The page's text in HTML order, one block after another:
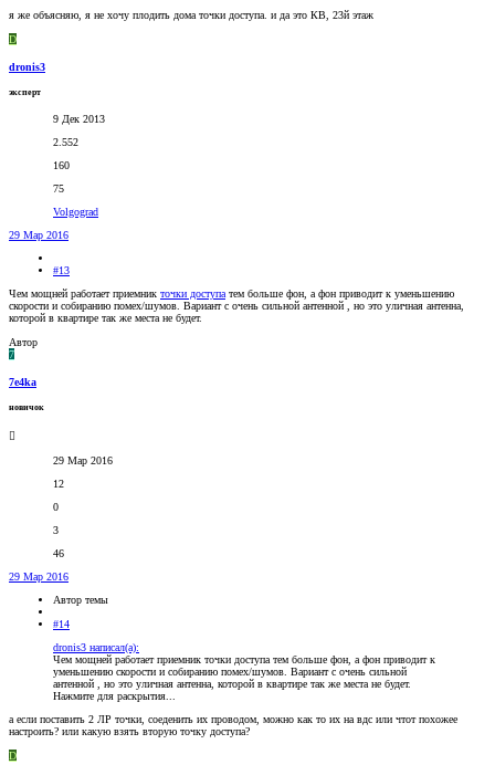
я же объясняю, я не хочу плодить дома точки доступа. и да это КВ, 23й этаж
D
dronis3
эксперт
9 Дек 2013
2.552
160
75
Volgograd
29 Мар 2016
#13
Чем мощней работает приемник точки доступа тем больше фон, а фон приводит к уменьшению
скорости и собиранию помех/шумов. Вариант с очень сильной антенной , но это уличная антенна,
которой в квартире так же места не будет.
Автор
7
7e4ka
новичок
29 Мар 2016
12
0
3
46
29 Мар 2016
Автор темы
#14
dronis3 написал(а):
Чем мощней работает приемник точки доступа тем больше фон, а фон приводит к
уменьшению скорости и собиранию помех/шумов. Вариант с очень сильной
антенной , но это уличная антенна, которой в квартире так же места не будет.
Нажмите для раскрытия...
а если поставить 2 ЛР точки, соеденить их проводом, можно как то их на вдс или чтот похожее
настроить? или какую взять вторую точку доступа?
D